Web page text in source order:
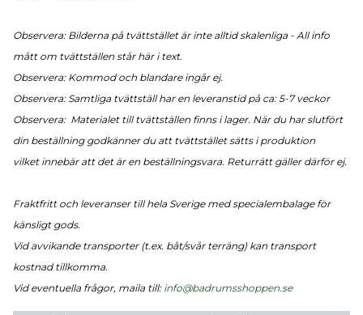
Observera: Bilderna på tvättstället är inte alltid skalenliga - All info
mått om tvättställen står här i text.
Observera: Kommod och blandare ingår ej.
Observera: Samtliga tvättställ har en leveranstid på ca: 5-7 veckor
Observera: Materialet till tvättställen finns i lager. När du har slutfört
din beställning godkänner du att tvättstället sätts i produktion
vilket innebär att det är en beställningsvara. Returrätt gäller därför ej.
Fraktfritt och leveranser till hela Sverige med specialembalage för
känsligt gods.
Vid avvikande transporter (t.ex. båt/svår terräng) kan transport
kostnad tillkomma.
Vid eventuella frågor, maila till: info@badrumsshoppen.se